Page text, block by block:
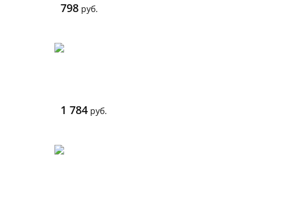
798 руб.
1 784 руб.